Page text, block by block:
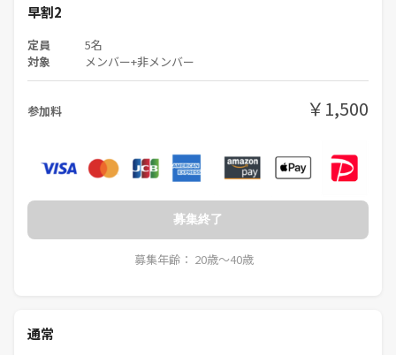
早割2
定員 5名
対象 メンバー+非メンバー
参加料 ￥1,500
募集終了
募集年齢： 20歳〜40歳
通常